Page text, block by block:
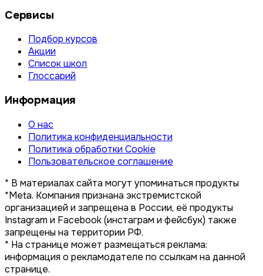
Сервисы
Подбор курсов
Акции
Список школ
Глоссарий
Информация
О нас
Политика конфиденциальности
Политика обработки Cookie
Пользовательское соглашение
* В материалах сайта могут упоминаться продукты
*Meta. Компания признана экстремистской
организацией и запрещена в России, её продукты
Instagram и Facebook (инстаграм и фейсбук) также
запрещены на территории РФ.
* На странице может размещаться реклама:
информация о рекламодателе по ссылкам на данной
странице.